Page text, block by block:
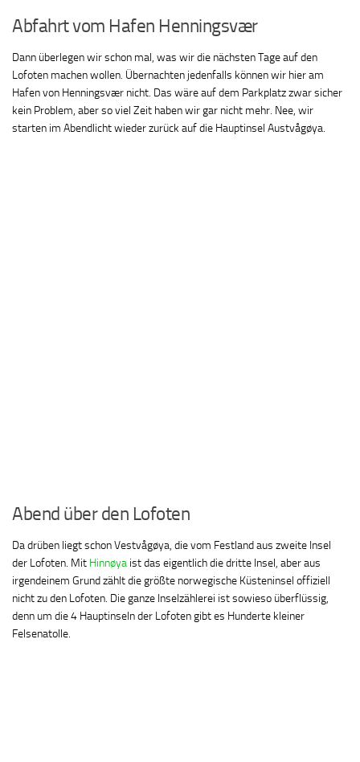
Abfahrt vom Hafen Henningsvær
Dann überlegen wir schon mal, was wir die nächsten Tage auf den
Lofoten machen wollen. Übernachten jedenfalls können wir hier am
Hafen von Henningsvær nicht. Das wäre auf dem Parkplatz zwar sicher
kein Problem, aber so viel Zeit haben wir gar nicht mehr. Nee, wir
starten im Abendlicht wieder zurück auf die Hauptinsel Austvågøya.
Abend über den Lofoten
Da drüben liegt schon Vestvågøya, die vom Festland aus zweite Insel
der Lofoten. Mit Hinnøya ist das eigentlich die dritte Insel, aber aus
irgendeinem Grund zählt die größte norwegische Küsteninsel offiziell
nicht zu den Lofoten. Die ganze Inselzählerei ist sowieso überflüssig,
denn um die 4 Hauptinseln der Lofoten gibt es Hunderte kleiner
Felsenatolle.